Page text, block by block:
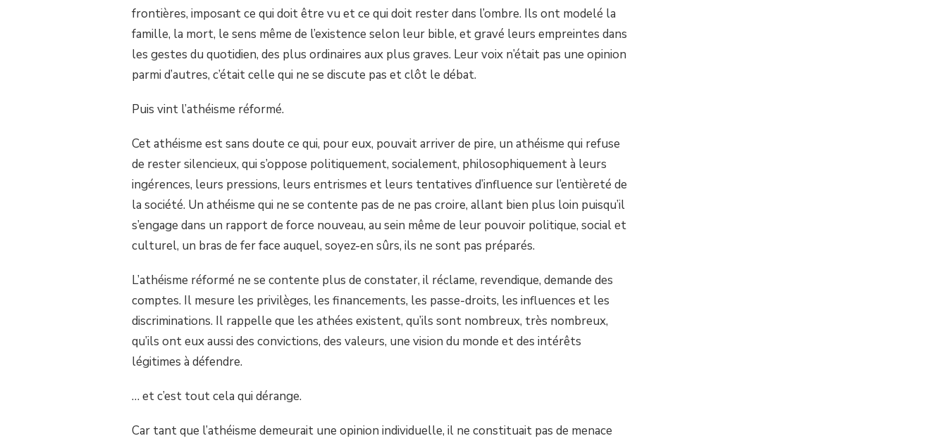
CATHOLIQUES
SUPPORTENT
frontières, imposant ce qui doit être vu et ce qui doit rester dans l’ombre. Ils ont modelé la
famille, la mort, le sens même de l’existence selon leur bible, et gravé leurs empreintes dans
les gestes du quotidien, des plus ordinaires aux plus graves. Leur voix n’était pas une opinion
parmi d’autres, c’était celle qui ne se discute pas et clôt le débat.
Puis vint l’athéisme réformé.
Cet athéisme est sans doute ce qui, pour eux, pouvait arriver de pire, un athéisme qui refuse
de rester silencieux, qui s’oppose politiquement, socialement, philosophiquement à leurs
ingérences, leurs pressions, leurs entrismes et leurs tentatives d’influence sur l’entièreté de
la société. Un athéisme qui ne se contente pas de ne pas croire, allant bien plus loin puisqu’il
s’engage dans un rapport de force nouveau, au sein même de leur pouvoir politique, social et
culturel, un bras de fer face auquel, soyez-en sûrs, ils ne sont pas préparés.
L’athéisme réformé ne se contente plus de constater, il réclame, revendique, demande des
comptes. Il mesure les privilèges, les financements, les passe-droits, les influences et les
discriminations. Il rappelle que les athées existent, qu’ils sont nombreux, très nombreux,
qu’ils ont eux aussi des convictions, des valeurs, une vision du monde et des intérêts
légitimes à défendre.
… et c’est tout cela qui dérange.
Car tant que l’athéisme demeurait une opinion individuelle, il ne constituait pas de menace